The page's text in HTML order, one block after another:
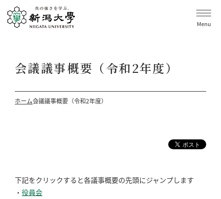
Menu
会議議事概要（令和2年度）
ホーム会議議事概要（令和2年度）
下記をクリックすると各議事概要の先頭にジャンプします
・ 役員会